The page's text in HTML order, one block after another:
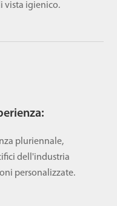
vista igienico.
pluriennale,
dell'industria
personalizzate.